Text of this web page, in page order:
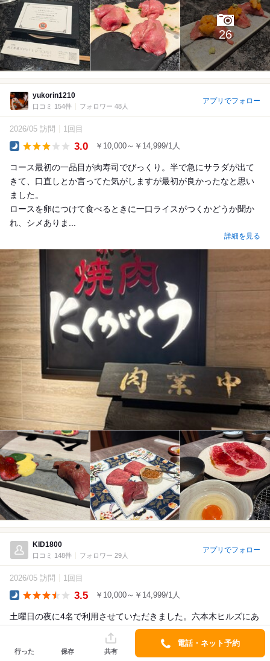
26
yukorin1210
口コミ 154件 フォロワー 48人
アプリでフォロー
2026/05 訪問 1回目
3.0 ￥10,000～￥14,999/1人
コース最初の一品目が肉寿司でびっくり。半で急にサラダが出て
きて、口直しとか言ってた気がしますが最初が良かったなと思い
ました。
ロースを卵につけて食べるときに一口ライスがつくかどうか聞か
れ、シメありま...
詳細を見る
KID1800
口コミ 148件 フォロワー 29人
アプリでフォロー
2026/05 訪問 1回目
3.5 ￥10,000～￥14,999/1人
土曜日の夜に4名で利用させていただきました。六本木ヒルズにあ
り、高級店の雰囲気です。店員の方の接客も非常によく、気持ち
よく焼肉をいただきました。
お肉はもちろん美味しいですが、雰囲気、接客分が入って...
行った 保存 共有
電話・ネット予約